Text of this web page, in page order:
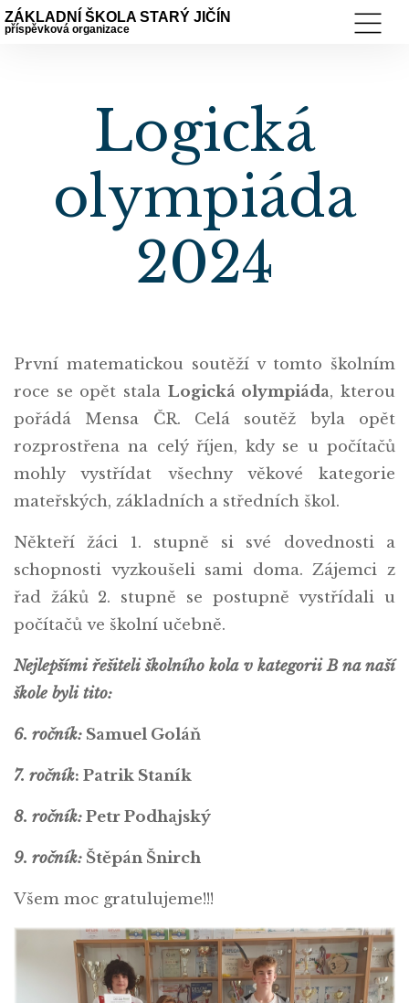
ZÁKLADNÍ ŠKOLA STARÝ JIČÍN
příspěvková organizace
Logická
olympiáda
2024
První matematickou soutěží v tomto školním
roce se opět stala Logická olympiáda, kterou
pořádá Mensa ČR. Celá soutěž byla opět
rozprostřena na celý říjen, kdy se u počítačů
mohly vystřídat všechny věkové kategorie
mateřských, základních a středních škol.
Někteří žáci 1. stupně si své dovednosti a
schopnosti vyzkoušeli sami doma. Zájemci z
řad žáků 2. stupně se postupně vystřídali u
počítačů ve školní učebně.
Nejlepšími řešiteli školního kola v kategorii B na naší
škole byli tito:
6. ročník: Samuel Goláň
7. ročník: Patrik Staník
8. ročník:Petr Podhajský
9. ročník: Štěpán Šnirch
Všem moc gratulujeme!!!